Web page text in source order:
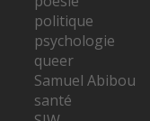
politique
psychologie
queer
Samuel Abibou
santé